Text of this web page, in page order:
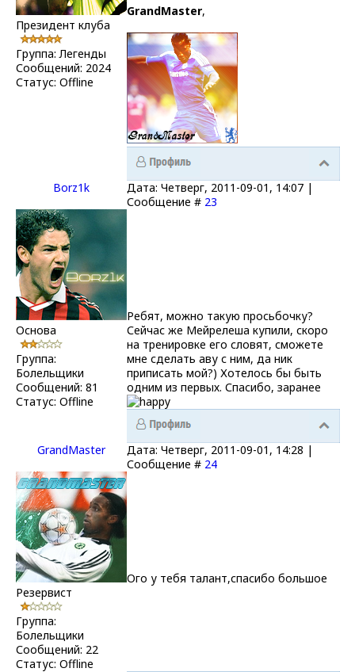
Президент клуба
Группа: Легенды
Сообщений: 2024
Статус: Offline
GrandMaster,
Borz1k
Дата: Четверг, 2011-09-01, 14:07 |
Сообщение # 23
Основа
Группа:
Болельщики
Сообщений: 81
Статус: Offline
Ребят, можно такую просьбочку?
Сейчас же Мейрелеша купили, скоро
на тренировке его словят, сможете
мне сделать аву с ним, да ник
приписать мой?) Хотелось бы быть
одним из первых. Спасибо, заранее
GrandMaster
Дата: Четверг, 2011-09-01, 14:28 |
Сообщение # 24
Резервист
Группа:
Болельщики
Сообщений: 22
Статус: Offline
Ого у тебя талант,спасибо большое